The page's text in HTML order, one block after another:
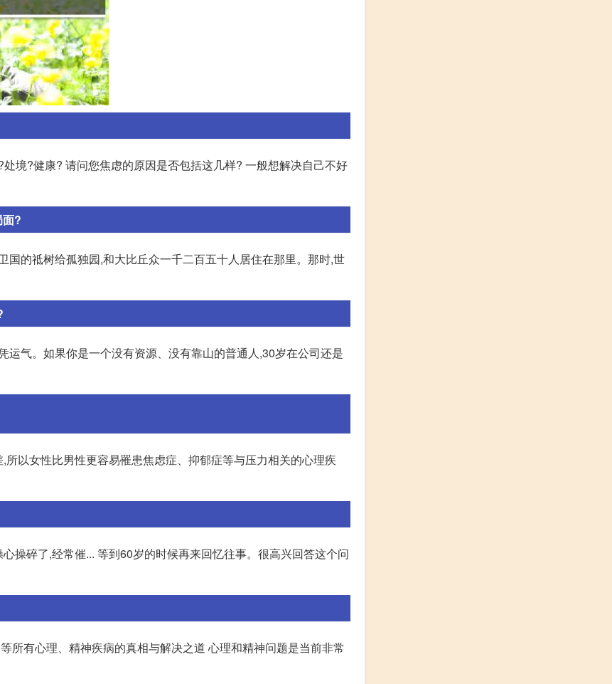
境?健康? 请问您焦虑的原因是否包括这几样? 一般想解决自己不好
?
的祗树给孤独园,和大比丘众一千二百五十人居住在那里。那时,世
气。如果你是一个没有资源、没有靠山的普通人,30岁在公司还是
以女性比男性更容易罹患焦虑症、抑郁症等与压力相关的心理疾
操碎了,经常催... 等到60岁的时候再来回忆往事。很高兴回答这个问
所有心理、精神疾病的真相与解决之道 心理和精神问题是当前非常